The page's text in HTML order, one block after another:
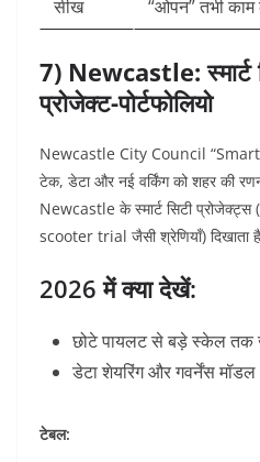
सीख “ओपन” तभी काम
7) Newcastle: स्मार्ट
प्रोजेक्ट-पोर्टफोलियो
Newcastle City Council
टेक, डेटा और नई वर्किंग को शहर की
Newcastle के स्मार्ट सिटी
scooter trial जैसी श्रेणियाँ) दिखाता
2026 में क्या देखें:
छोटे पायलट से बड़े स्केल तक
डेटा शेयरिंग और गवर्नेंस
टेबल: